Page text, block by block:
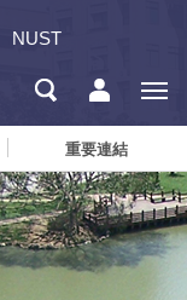
NUST
重要連結